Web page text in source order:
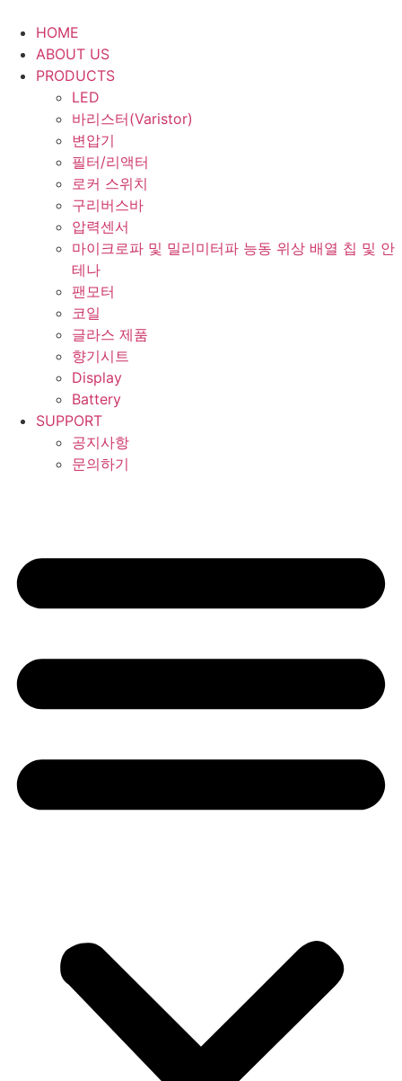
content
HOME
ABOUT US
PRODUCTS
LED
바리스터(Varistor)
변압기
필터/리액터
로커 스위치
구리버스바
압력센서
마이크로파 및 밀리미터파 능동 위상 배열 칩 및 안
테나
팬모터
코일
글라스 제품
향기시트
Display
Battery
SUPPORT
공지사항
문의하기